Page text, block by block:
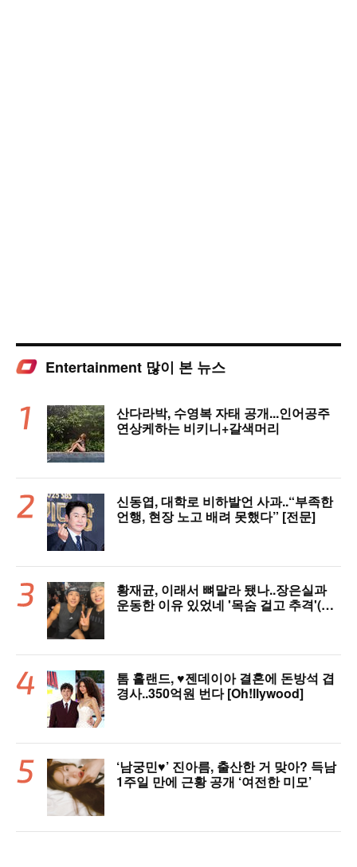
Entertainment 많이 본 뉴스
산다라박, 수영복 자태 공개...인어공주
연상케하는 비키니+갈색머리
신동엽, 대학로 비하발언 사과..“부족한
언행, 현장 노고 배려 못했다” [전문]
황재균, 이래서 뼈말라 됐나..장은실과
운동한 이유 있었네 '목숨 걸고 추격'(술
톰 홀랜드, ♥︎젠데이아 결혼에 돈방석 겹
경사..350억원 번다 [Oh!llywood]
‘남궁민♥’ 진아름, 출산한 거 맞아? 득남
1주일 만에 근황 공개 ‘여전한 미모’